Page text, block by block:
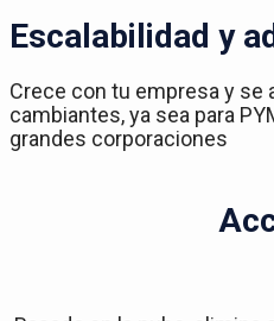
Escalabilidad y
Crece con tu empresa y se
cambiantes, ya sea para
grandes corporaciones